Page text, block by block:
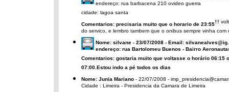
endereço: rua barbacena 210 ovideo guerra
cidade: lagoa santa
Comentarios: precisaria muito que o horario de 23:55!!!
do servico, e lembro tambem que o onibus sempre vinha
Nome: silvane - 23/07/2008 - Email:
endereço: rua Bartolomeu Buenos - Bairro
Comentarios: gostaria muito que voltasse o horário
07:00.Estou indo a pé todos os dias
Nome: Junia Mariano - 22/07/2008 -
Cidade : Limeira - Presidencia da Camara de Limeira